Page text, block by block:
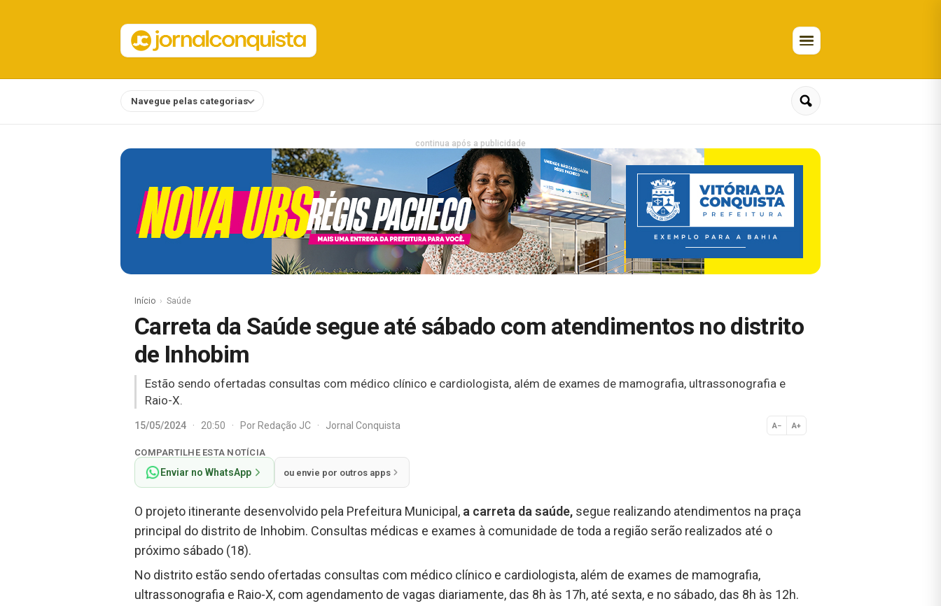
Navegue pelas categorias
continua após a publicidade
Início Saúde
Carreta da Saúde segue até sábado com atendimentos no distrito
de Inhobim
Estão sendo ofertadas consultas com médico clínico e cardiologista, além de exames de mamografia, ultrassonografia e
Raio-X.
15/05/2024 · 20:50 · PorRedação JC · Jornal Conquista A− A+
Normal
COMPARTILHE ESTA NOTÍCIA
Enviar no WhatsApp ou envie por outros apps
O projeto itinerante desenvolvido pela Prefeitura Municipal, a carreta da saúde, segue realizando atendimentos na praça
principal do distrito de Inhobim. Consultas médicas e exames à comunidade de toda a região serão realizados até o
próximo sábado (18).
No distrito estão sendo ofertadas consultas com médico clínico e cardiologista, além de exames de mamografia,
ultrassonografia e Raio-X, com agendamento de vagas diariamente, das 8h às 17h, até sexta, e no sábado, das 8h às 12h.